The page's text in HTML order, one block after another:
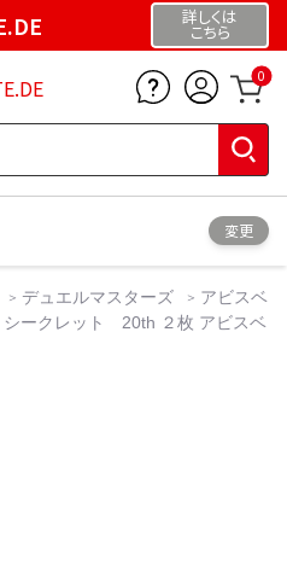
詳しくは
こちら
0
変更
デュエルマスターズ
アビスベ
ークレット 20th ２枚 アビスベ